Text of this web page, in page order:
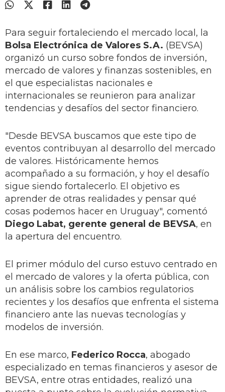
Para seguir fortaleciendo el mercado local, la
Bolsa Electrónica de Valores S.A. (BEVSA)
organizó un curso sobre fondos de inversión,
mercado de valores y finanzas sostenibles, en
el que especialistas nacionales e
internacionales se reunieron para analizar
tendencias y desafíos del sector financiero.
"Desde BEVSA buscamos que este tipo de
eventos contribuyan al desarrollo del mercado
de valores. Históricamente hemos
acompañado a su formación, y hoy el desafío
sigue siendo fortalecerlo. El objetivo es
aprender de otras realidades y pensar qué
cosas podemos hacer en Uruguay", comentó
Diego Labat, gerente general de BEVSA, en
la apertura del encuentro.
El primer módulo del curso estuvo centrado en
el mercado de valores y la oferta pública, con
un análisis sobre los cambios regulatorios
recientes y los desafíos que enfrenta el sistema
financiero ante las nuevas tecnologías y
modelos de inversión.
En ese marco, Federico Rocca, abogado
especializado en temas financieros y asesor de
BEVSA, entre otras entidades, realizó una